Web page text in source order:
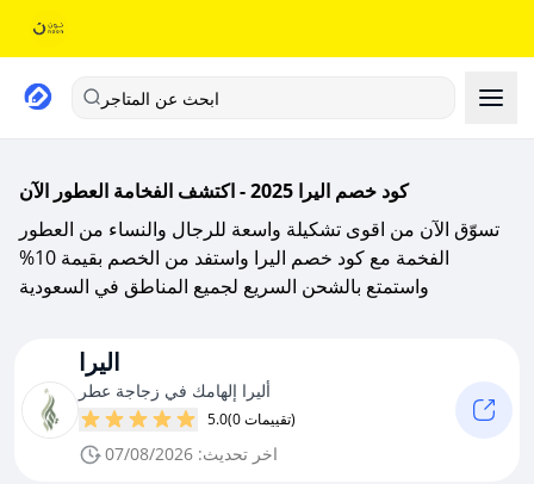
ابحث عن المتاجر
كود خصم اليرا 2025 - اكتشف الفخامة العطور الآن
تسوّق الآن من اقوى تشكيلة واسعة للرجال والنساء من العطور
الفخمة مع كود خصم اليرا واستفد من الخصم بقيمة 10%
واستمتع بالشحن السريع لجميع المناطق في السعودية
اليرا
أليرا إلهامك في زجاجة عطر
5.0 (0 تقييمات)
اخر تحديث: 07/08/2026